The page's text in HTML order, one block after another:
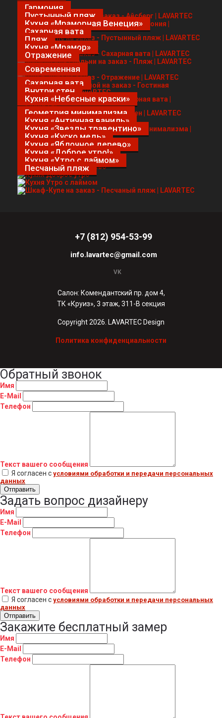
Гармония
Пустынный пляж
Кухня «Мраморная Венеция»
Сахарная вата
Пляж
Кухня «Мрамор»
Отражение
Современная
Сахарная вата
Внутри стен
Кухня «Небесные краски»
Геометрия минимализма
Кухня «Античная ваниль»
Кухня «Звезды травентино»
Кухня «Куско медь»
Кухня «Яблочное дерево»
Кухня «Доброе утро!»
Кухня «Утро с лаймом»
Песчаный пляж
+7 (812) 954-53-99
info.lavartec@gmail.com
VK
Салон: Комендантский пр. дом 4,
ТК «Круиз», 3 этаж, 311-В секция
Copyright 2026. LAVARTEC Design
Политика конфиденциальности
Обратный звонок
Имя
E-Mail
Телефон
Текст вашего сообщения
Я согласен с условиями обработки и передачи персональных
данных
Отправить
Задать вопрос дизайнеру
Имя
E-Mail
Телефон
Текст вашего сообщения
Я согласен с условиями обработки и передачи персональных
данных
Отправить
Закажите бесплатный замер
Имя
E-Mail
Телефон